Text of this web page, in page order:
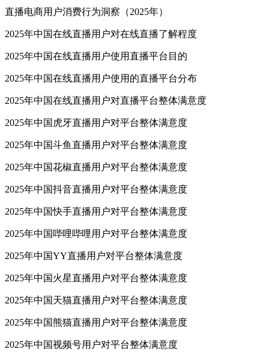
直播电商用户消费行为洞察（2025年）
2025年中国在线直播用户对在线直播了解程度
2025年中国在线直播用户使用直播平台目的
2025年中国在线直播用户使用的直播平台分布
2025年中国在线直播用户对直播平台整体满意度
2025年中国虎牙直播用户对平台整体满意度
2025年中国斗鱼直播用户对平台整体满意度
2025年中国花椒直播用户对平台整体满意度
2025年中国抖音直播用户对平台整体满意度
2025年中国快手直播用户对平台整体满意度
2025年中国哔哩哔哩用户对平台整体满意度
2025年中国YY直播用户对平台整体满意度
2025年中国火星直播用户对平台整体满意度
2025年中国天猫直播用户对平台整体满意度
2025年中国熊猫直播用户对平台整体满意度
2025年中国视频号用户对平台整体满意度